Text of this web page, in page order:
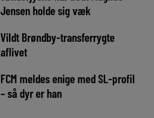
Jensen holde sig væk
Vildt Brøndby-transferrygte
aflivet
FCM meldes enige med SL-profil
– så dyr er han